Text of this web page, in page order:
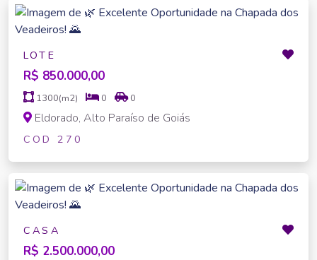
LOTE
R$ 850.000,00
1300(m2) 0 0
Eldorado, Alto Paraíso de Goiás
COD 270
CASA
R$ 2.500.000,00